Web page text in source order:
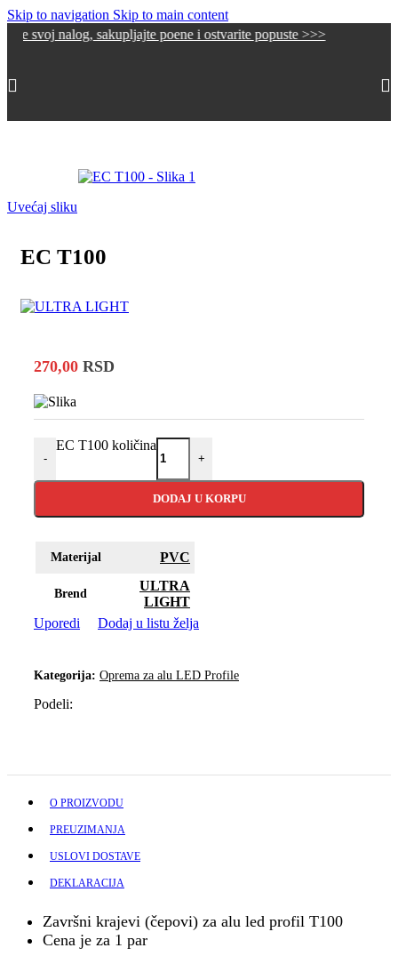
Skip to navigation Skip to main content
nalog, sakupljajte poene i ostvarite popuste >>>
Uvećaj sliku
EC T100
270,00 RSD
-
EC T100 količina
+
DODAJ U KORPU
Materijal PVC
Brend
ULTRA
LIGHT
Uporedi
Dodaj u listu želja
Kategorija: Oprema za alu LED Profile
Podeli:
O PROIZVODU
PREUZIMANJA
USLOVI DOSTAVE
DEKLARACIJA
Završni krajevi (čepovi) za alu led profil T100
Cena je za 1 par